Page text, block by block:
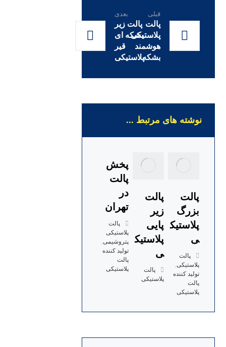
قبلی
پالت
پلاستیکی
هوشمند
بشکه
بعدی
پالت زیر
بشکه ای
قیر
پلاستیکی
نوشته های مرتبط ...
پالت
بزرگ
پلاستیک
ی
پالت
پلاستیکی,
تولید کننده
پالت
پلاستیکی
پالت
زیر
پایی
پلاستیک
ی
پالت
پلاستیکی
پخش
پالت
در
تهران
پالت
پلاستیکی
پتروشیمی,
تولید کننده
پالت
پلاستیکی